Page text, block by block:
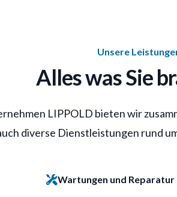
Unsere
Alles was Sie
LIPPOLD bieten wir
diverse Dienstleistungen rund
Wartungen und Reparatur